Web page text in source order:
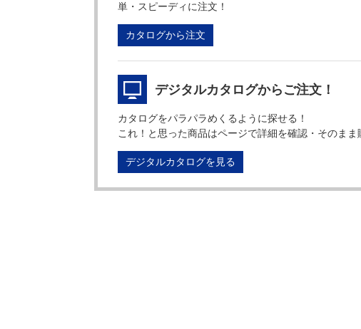
単・スピーディに注文！
カタログから注文
デジタルカタログからご注文！
カタログをパラパラめくるように探せる！
これ！と思った商品はページで詳細を確認・そのまま
デジタルカタログを見る